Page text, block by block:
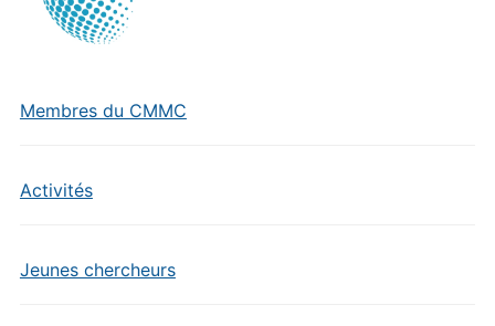
Membres du CMMC
Activités
Jeunes chercheurs